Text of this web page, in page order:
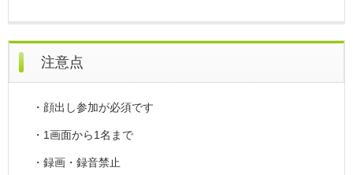
注意点
・顔出し参加が必須です
・1画面から1名まで
・録画・録音禁止